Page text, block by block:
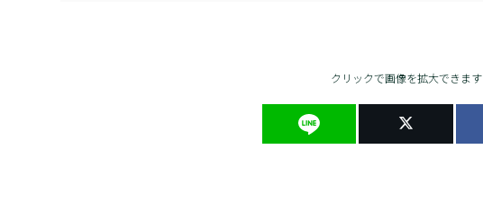
クリックで画像を拡大できます